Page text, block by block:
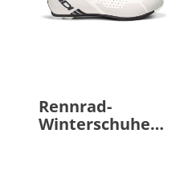
Rennrad-
Winterschuhe